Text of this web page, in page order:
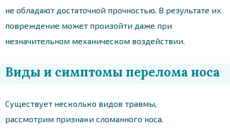
не обладают достаточной прочностью. В результате их
повреждение может произойти даже при
незначительном механическом воздействии.
Виды и симптомы перелома носа
Существует несколько видов травмы,
рассмотрим признаки сломанного носа.